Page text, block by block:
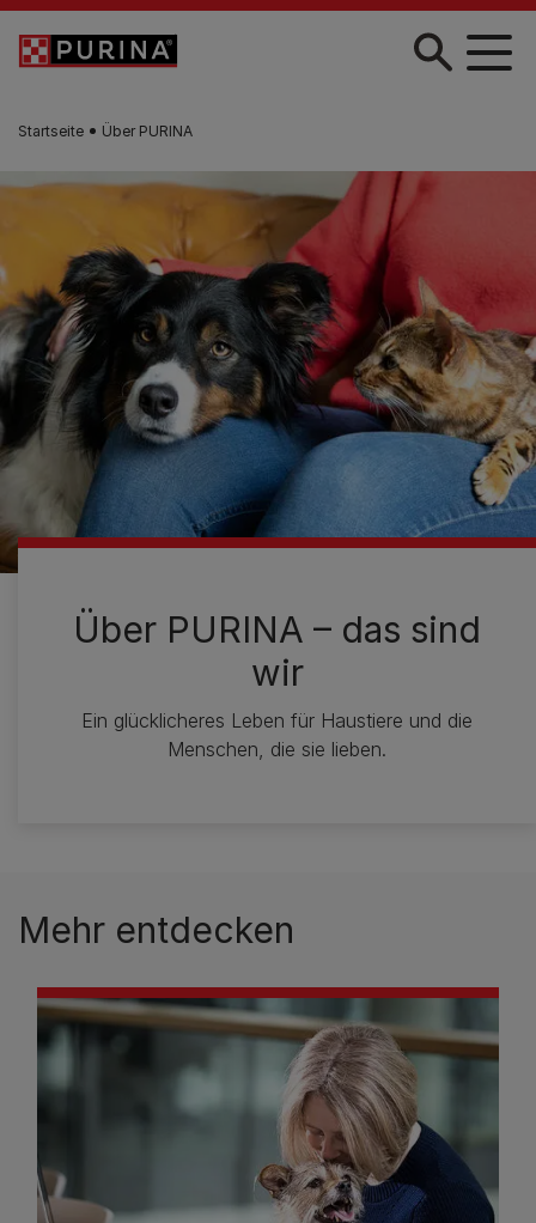
Zum Hauptinhalt springen
Startseite Über PURINA
Über PURINA – das sind
wir
Ein glücklicheres Leben für Haustiere und die
Menschen, die sie lieben.
Mehr entdecken